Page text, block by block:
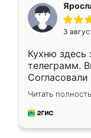
3
Кухню здесь
телеграмм.
недели
довольны
мебель за
Читать